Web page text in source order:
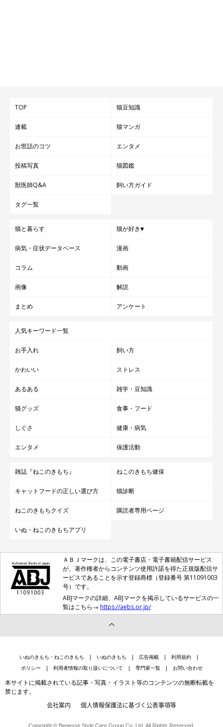
爪切り つめ切り 犬 爪切り 犬の爪切り 猫 爪切り ギロ
送料無料
※当サイトでは楽天アフィリエイト・Amazonアソシエイト等の
でご紹介しているリンク先は、削除される場合がありますので、
TOP 猫豆知識
連載 猫マンガ
お世話のコツ エンタメ
投稿写真 猫図鑑
獣医師Q&A 飼い方ガイド
タグ一覧
猫と暮らす 猫が好き♥
病気・症状データベース 漫画
コラム 動画
画像 解説
まとめ アンケート
人気キーワード一覧
お手入れ 飼い方
かわいい ストレス
あるある 雑学・豆知識
猫グッズ 食事・フード
しぐさ 健康・病気
エンタメ 保護活動
雑誌『ねこのきもち』 ねこのきもち健保
キャットフードの正しい選び方 猫診断
ねこのきもちクイズ 購読者専用ページ
いぬ・ねこのきもちアプリ
ＡＢＪマークは、この電子書店・電子書籍配信サービス
が、著作権者からコンテンツ使用許諾を得た正規版配信サ
ービスであることを示す登録商標（登録番号 第11091003
号）です。
ABJマークの詳細、ABJマークを掲示しているサービスの一
覧はこちら→ https://aebs.or.jp/
いぬのきもち・ねこのきもち いぬのきもち 広告掲載
利用規約
ポリシー
利用者情報の取り扱いについて 専門家一覧 お問い合わせ
本サイトに掲載されている記事・写真・イラスト等のコンテンツの無断転載を
禁じます。
会社案内 個人情報保護法に基づく公表事項等
Copyright © Benesse Style Care Group Co.,Ltd. All Rights Reserved.